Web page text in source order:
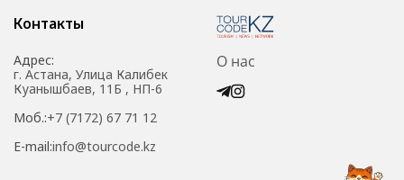
Контакты
Адрес:
г. Астана, Улица Калибек
Куанышбаев, 11Б , НП-6
Моб.:+7 (7172) 67 71 12
E-mail:info@tourcode.kz
О нас